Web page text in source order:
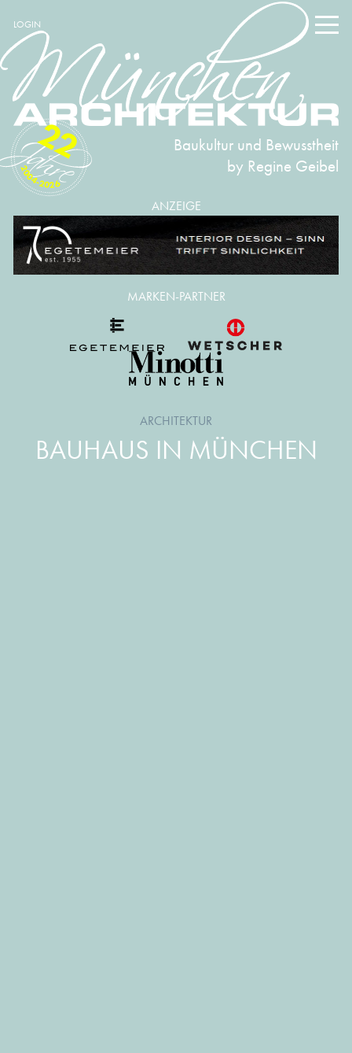
LOGIN
Baukultur und Bewusstheit
by Regine Geibel
2004-2026
22
ANZEIGE
ARCHITEKTUR
BAUHAUS IN MÜNCHEN